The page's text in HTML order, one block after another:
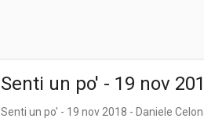
Senti un po' - 19 nov
Senti un po' - 19 nov 2018 - Daniele